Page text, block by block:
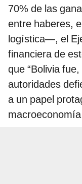
70% de las
entre haberes,
logística—, el
financiera de
que “Bolivia
autoridades
a un papel